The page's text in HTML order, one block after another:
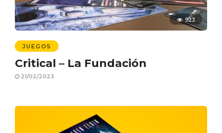
923
JUEGOS
Critical – La Fundación
21/02/2023